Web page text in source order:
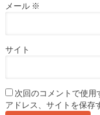
メール ※
サイト
次回のコメントで使
アドレス、サイトを保存